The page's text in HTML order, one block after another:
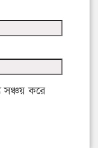
করে